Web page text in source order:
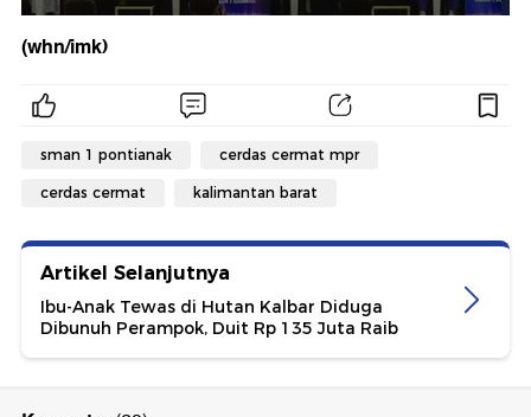
(whn/imk)
sman 1 pontianak cerdas cermat mpr
cerdas cermat kalimantan barat
Artikel Selanjutnya
Ibu-Anak Tewas di Hutan Kalbar Diduga
Dibunuh Perampok, Duit Rp 135 Juta Raib